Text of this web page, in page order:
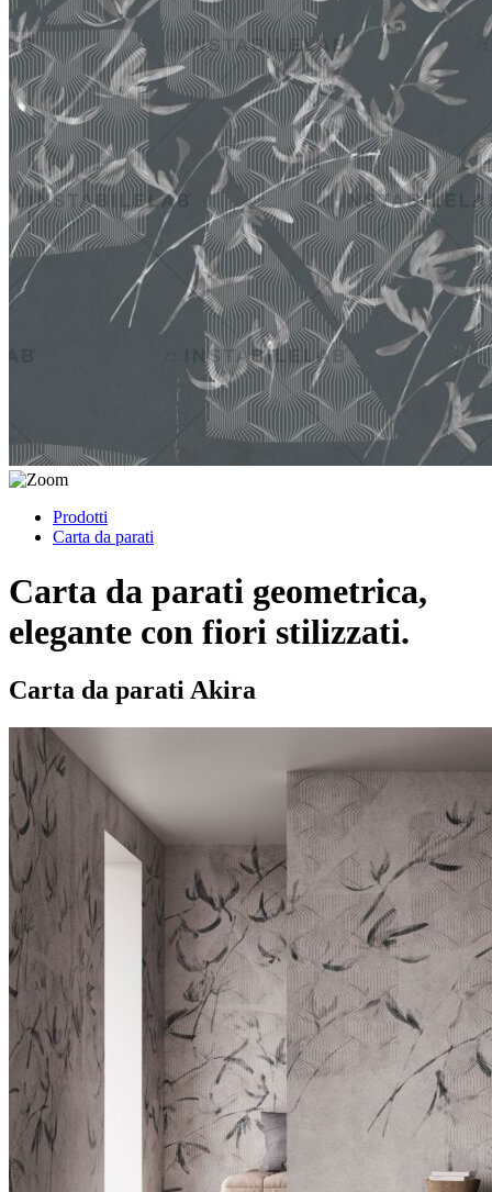
Prodotti
Carta da parati
Carta da parati geometrica,
elegante con fiori stilizzati.
Carta da parati Akira